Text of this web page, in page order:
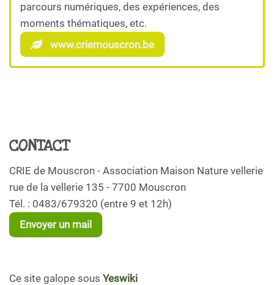
parcours numériques, des expériences, des
moments thématiques, etc.
www.criemouscron.be
CONTACT
CRIE de Mouscron - Association Maison Nature vellerie
rue de la vellerie 135 - 7700 Mouscron
Tél. : 0483/679320 (entre 9 et 12h)
Envoyer un mail
Ce site galope sous Yeswiki